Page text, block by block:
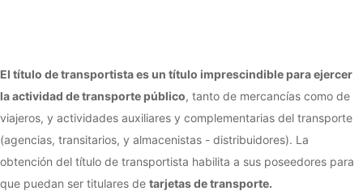
El título de transportista es un título imprescindible para ejercer
la actividad de transporte público, tanto de mercancías como de
viajeros, y actividades auxiliares y complementarias del transporte
(agencias, transitarios, y almacenistas - distribuidores). La
obtención del título de transportista habilita a sus poseedores para
que puedan ser titulares de tarjetas de transporte.